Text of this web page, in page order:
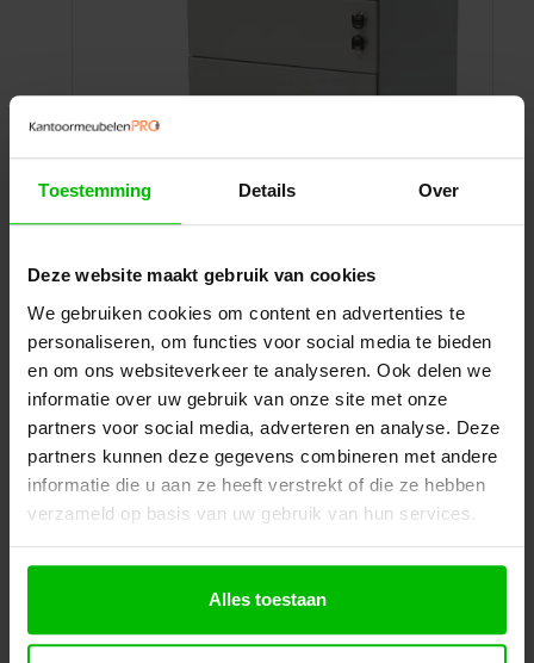
Toestemming Details Over
Deze website maakt gebruik van cookies
We gebruiken cookies om content en advertenties te
personaliseren, om functies voor social media te bieden
en om ons websiteverkeer te analyseren. Ook delen we
informatie over uw gebruik van onze site met onze
partners voor social media, adverteren en analyse. Deze
partners kunnen deze gegevens combineren met andere
informatie die u aan ze heeft verstrekt of die ze hebben
verzameld op basis van uw gebruik van hun services.
Alles toestaan
Verrijdbaar ladeblok 3-laden
Flexibel ladeblok met 3 laden op wieltjes.
Praktische, verrijdbare opberger voor een
Prijs per stuk €185,00 - €235,00 Prijsklasse:
€185,00
tot
excl. BTW
Ontvang een scherp voorstel op maat
Toevoegen aan uw offerte